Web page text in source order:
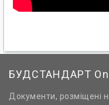
БУДСТАНДАРТ
Документи, розміщені